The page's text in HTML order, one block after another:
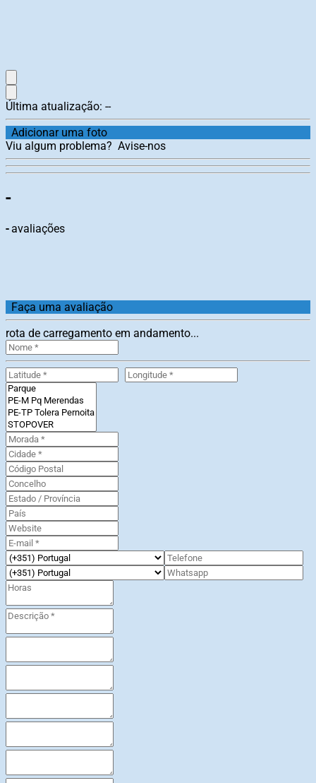
Última atualização: --
Adicionar uma foto
Viu algum problema? Avise-nos
-
-avaliações
Faça uma avaliação
rota de carregamento em andamento...